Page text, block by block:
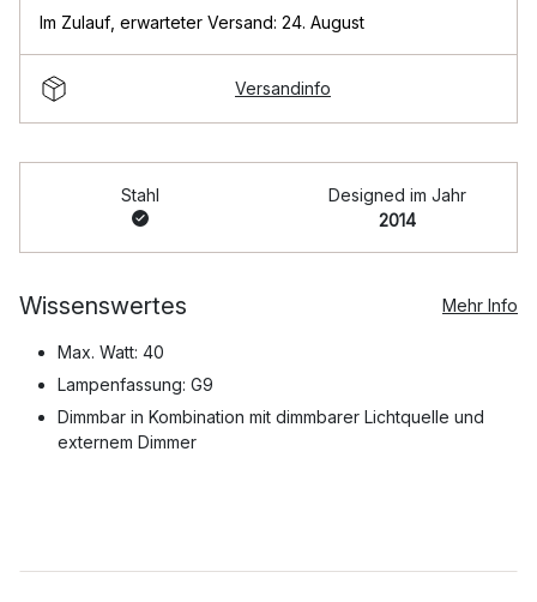
Im Zulauf erwarteter Versand: 24. August
Versandinfo
Stahl
Designed im Jahr
2014
Wissenswertes Mehr Info
Max. Watt: 40
Lampenfassung: G9
Dimmbar in Kombination mit dimmbarer Lichtquelle und
externem Dimmer